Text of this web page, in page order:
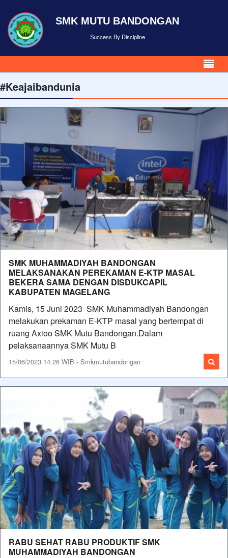
SMK MUTU BANDONGAN
Success By Discipline
#Keajaibandunia
SMK MUHAMMADIYAH BANDONGAN
MELAKSANAKAN PEREKAMAN E-KTP MASAL
BEKERA SAMA DENGAN DISDUKCAPIL
KABUPATEN MAGELANG
Kamis, 15 Juni 2023 SMK Muhammadiyah Bandongan
melakukan prekaman E-KTP masal yang bertempat di
ruang Axioo SMK Mutu Bandongan.Dalam
pelaksanaannya SMK Mutu B
15/06/2023 14:26 WIB - Smkmutubandongan
RABU SEHAT RABU PRODUKTIF SMK
MUHAMMADIYAH BANDONGAN